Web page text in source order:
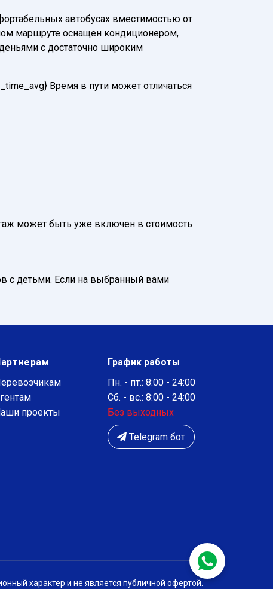
автобусах вместимостью от
маршруте оснащен кондиционером,
с достаточно широким
Время в пути может отличаться
может быть уже включен в стоимость
с детьми. Если на выбранный вами
проекты
График работы
Пн. - пт.: 8:00 - 24:00
Сб. - вс.: 8:00 - 24:00
Без выходных
Telegram бот
характер и не является публичной офертой.